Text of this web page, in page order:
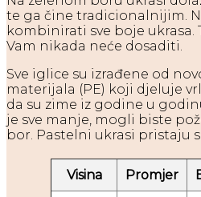
te ga čine tradicionalnijim.
kombinirati sve boje ukrasa.
Vam nikada neće dosaditi.
Sve iglice su izrađene od
materijala (PE) koji djeluje
da su zime iz godine u
je sve manje, mogli biste
bor. Pastelni ukrasi pristaju
Visina Promjer